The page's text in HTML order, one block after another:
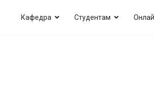
Кафедра Студентам